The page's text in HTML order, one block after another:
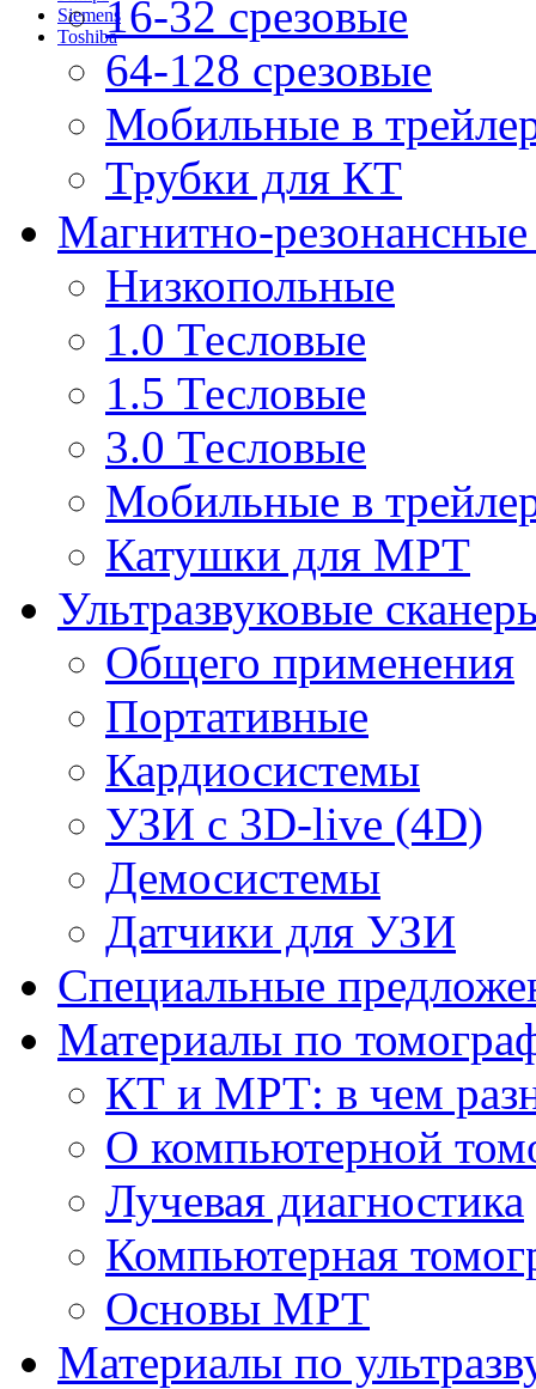
Siemens
Toshiba16-32 срезовые
64-128 срезовые
Мобильные в
Трубки для КТ
Магнитно-
Низкопольные
1.0 Тесловые
1.5 Тесловые
3.0 Тесловые
Мобильные в
Катушки для МРТ
Ультразвуковые
Общего применения
Портативные
Кардиосистемы
УЗИ с 3D-live (4D)
Демосистемы
Датчики для УЗИ
Cпециальные
Материалы по
КТ и МРТ: в чем
О компьютерной
Лучевая диагностика
Компьютерная
Основы МРТ
Материалы по